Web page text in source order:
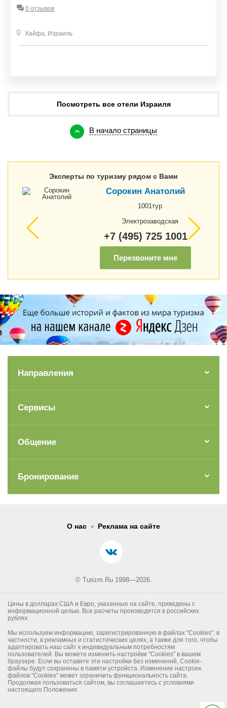
0 отзывов
Хайфа, Израиль
Посмотреть все отели Израиля
В начало страницы
Эксперты по туризму рядом с Вами
Сорокин Анатолий
1001тур
Электрозаводская
+7 (495) 725 1001
Перезвоните мне
Направления
Сервисы
Общение
Бронирование
О нас . Реклама на сайте
© Turizm.Ru 1998—2026.
Цены в долларах США и Евро, указанные на сайте, приведены с
информационной целью. Все расчеты производятся в российских
рублях.
Мы используем информацию, зарегистрированную в файлах "Cookies", в
частности, в рекламных и статистических целях, а также для того, чтобы
адаптировать наш сайт к индивидуальным потребностям
пользователей. Вы можете изменить настройки "Cookies" в вашем
браузере. Если вы оставите эти настройки без изменений, Cookie-
файлы будут сохранены в памяти устройста. Изменение настроек
файлов "Cookies" может ограничить функциональность сайта.
Продолжая пользоваться сайтом, вы соглашаетесь с условиями
настоящего Положения.